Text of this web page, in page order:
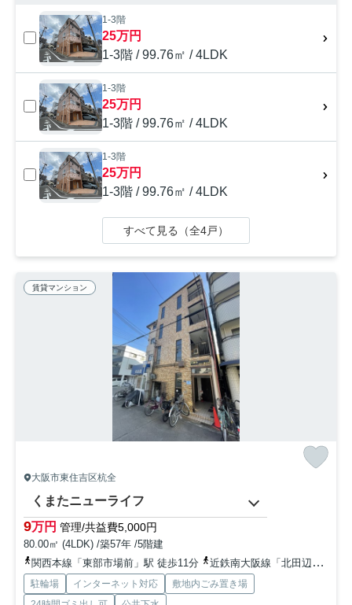
1-3階
25万円
1-3階 / 99.76㎡ / 4LDK
1-3階
25万円
1-3階 / 99.76㎡ / 4LDK
1-3階
25万円
1-3階 / 99.76㎡ / 4LDK
すべて見る（全4戸）
賃貸マンション
大阪市東住吉区杭全
くまたニューライフ
9万円 管理/共益費5,000円
80.00㎡ (4LDK) /築57年 /5階建
関西本線「東部市場前」駅 徒歩11分
近鉄南大阪線「北田辺」駅 徒歩10分
駐輪場 インターネット対応
敷地内ごみ置き場